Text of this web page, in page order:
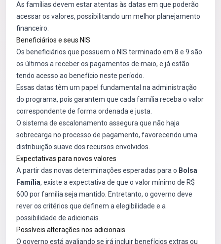
As famílias devem estar atentas às datas em que poderão
acessar os valores, possibilitando um melhor planejamento
financeiro.
Beneficiários e seus NIS
Os beneficiários que possuem o NIS terminado em 8 e 9 são
os últimos a receber os pagamentos de maio, e já estão
tendo acesso ao benefício neste período.
Essas datas têm um papel fundamental na administração
do programa, pois garantem que cada família receba o valor
correspondente de forma ordenada e justa.
O sistema de escalonamento assegura que não haja
sobrecarga no processo de pagamento, favorecendo uma
distribuição suave dos recursos envolvidos.
Expectativas para novos valores
A partir das novas determinações esperadas para o Bolsa
Família, existe a expectativa de que o valor mínimo de R$
600 por família seja mantido. Entretanto, o governo deve
rever os critérios que definem a elegibilidade e a
possibilidade de adicionais.
Possíveis alterações nos adicionais
O governo está avaliando se irá incluir benefícios extras ou